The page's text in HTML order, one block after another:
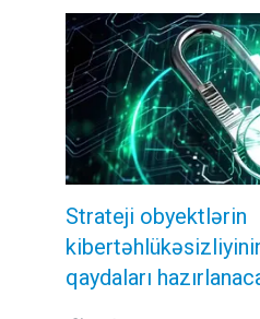
Strateji obyektlərin
qaydaları